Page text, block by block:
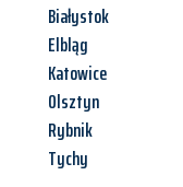
Białystok
Elbląg
Katowice
Olsztyn
Rybnik
Tychy